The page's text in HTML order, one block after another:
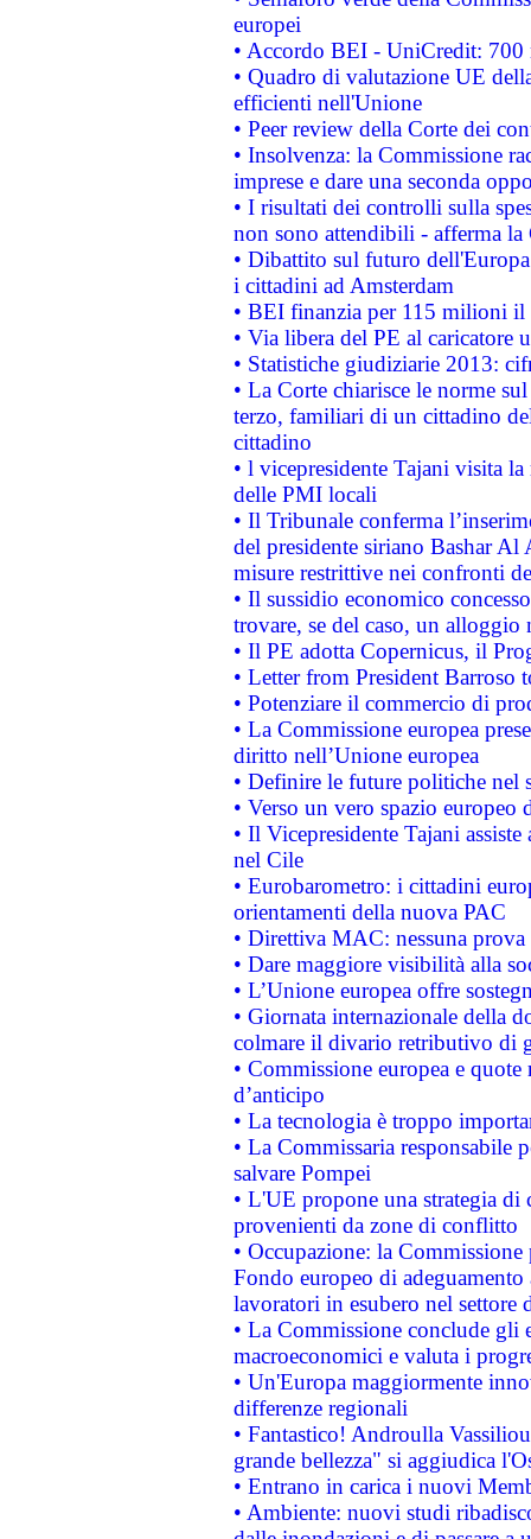
europei
• Accordo BEI - UniCredit:
• Quadro di valutazione UE
efficienti nell'Unione
• Peer review della Corte dei
• Insolvenza: la Commissione
imprese e dare una seconda
• I risultati dei controlli sulla
non sono attendibili - afferma la
• Dibattito sul futuro
i cittadini ad Amsterdam
• BEI finanzia per 115 milioni
• Via libera del PE al caricatore
• Statistiche giudiziarie 2013:
• La Corte chiarisce le norme
terzo, familiari di un cittadino
cittadino
• l vicepresidente Tajani visita
delle PMI locali
• Il Tribunale conferma
del presidente siriano Bashar Al
misure restrittive nei confronti
• Il sussidio economico
trovare, se del caso, un
• Il PE adotta Copernicus, il
• Letter from President Barroso
• Potenziare il commercio di
• La Commissione europea
diritto nell’Unione europea
• Definire le future politiche nel
• Verso un vero spazio
• Il Vicepresidente Tajani
nel Cile
• Eurobarometro: i cittadini
orientamenti della nuova PAC
• Direttiva MAC: nessuna
• Dare maggiore visibilità alla
• L’Unione europea offre
• Giornata internazionale della
colmare il divario retributivo di
• Commissione europea e
d’anticipo
• La tecnologia è troppo
• La Commissaria responsabile
salvare Pompei
• L'UE propone una strategia
provenienti da zone di conflitto
• Occupazione: la
Fondo europeo di
lavoratori in esubero nel
• La Commissione conclude
macroeconomici e valuta i
• Un'Europa maggiormente
differenze regionali
• Fantastico! Androulla
grande bellezza" si aggiudica
• Entrano in carica i nuovi
• Ambiente: nuovi studi